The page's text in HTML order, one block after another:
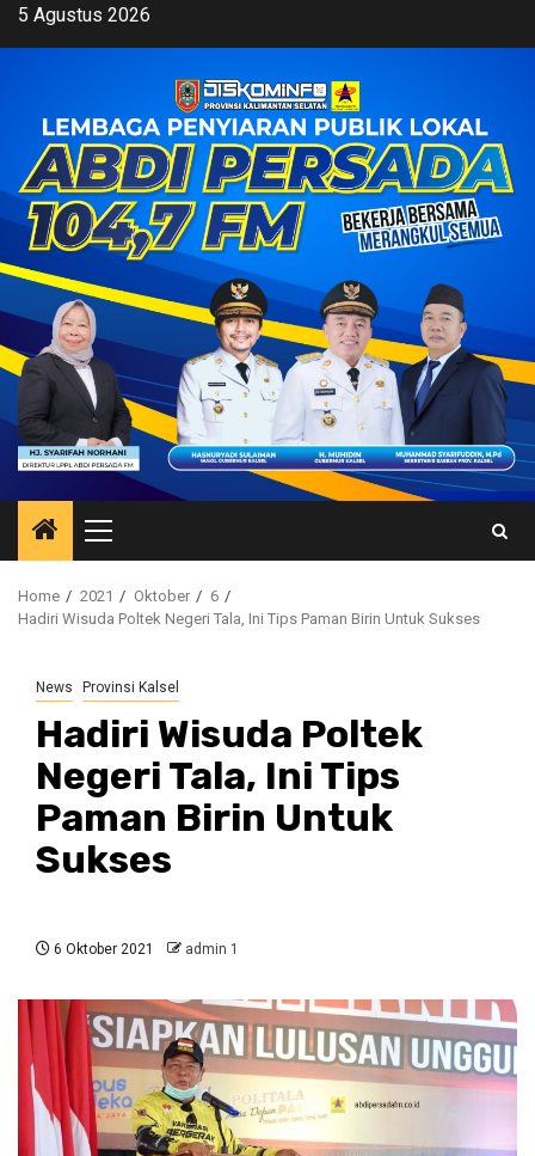
Skip5 Agustus 2026
Primary
Menu
Home 2021 Oktober
6
Hadiri Wisuda Poltek Negeri Tala, Ini Tips Paman Birin Untuk Sukses
News Provinsi Kalsel
Hadiri Wisuda Poltek
Negeri Tala, Ini Tips
Paman Birin Untuk
Sukses
6 Oktober 2021 admin 1